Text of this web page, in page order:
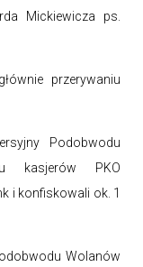
Mickiewicza ps.
przerywaniu
Podobwodu
kasjerów PKO
i konfiskowali ok. 1
Wolanów